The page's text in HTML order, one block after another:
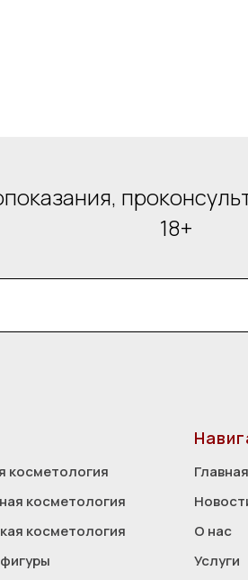
18+
косметология
косметология
косметология
Главная
О нас
Услуги